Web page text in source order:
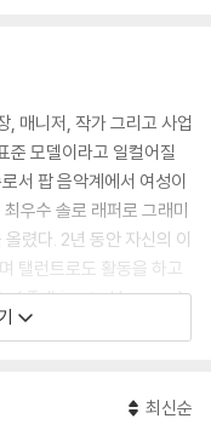
, 매니저, 작가 그리고 사업
준 모델이라고 일컬어질
서 팝 음악계에서 여성이
우수 솔로 래퍼로 그래미
렸다. 2년 동안 자신의 이
탤런트로도 활동을 하고
, < Talking to Heaven >
다.
도 하였다. 그 외의 작품
최신순